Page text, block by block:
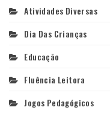
Atividades Diversas
Dia Das Crianças
Educação
Fluência Leitora
Jogos Pedagógicos